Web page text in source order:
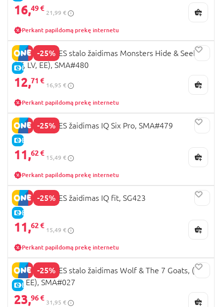
16,49 €
21,99 €
Perkant papildomą prekę internetu
-25%
E-KAINA
SMART GAMES stalo žaidimas Monsters Hide & Seek,
(LT, LV, EE), SMA#480
12,71 €
16,95 €
Perkant papildomą prekę internetu
-25%
E-KAINA
SMART GAMES žaidimas IQ Six Pro, SMA#479
11,62 €
15,49 €
Perkant papildomą prekę internetu
-25%
E-KAINA
SMART GAMES žaidimas IQ fit, SG423
11,62 €
15,49 €
Perkant papildomą prekę internetu
-25%
E-KAINA
SMART GAMES stalo žaidimas Wolf & The 7 Goats, (LT,
LV, EE), SMA#027
23,96 €
31,95 €